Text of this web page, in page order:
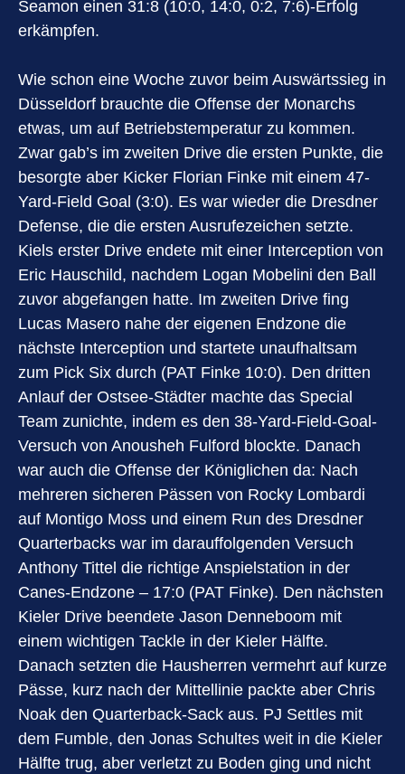
Seamon einen 31:8 (10:0, 14:0, 0:2, 7:6)-Erfolg
erkämpfen.
Wie schon eine Woche zuvor beim Auswärtssieg in
Düsseldorf brauchte die Offense der Monarchs
etwas, um auf Betriebstemperatur zu kommen.
Zwar gab’s im zweiten Drive die ersten Punkte, die
besorgte aber Kicker Florian Finke mit einem 47-
Yard-Field Goal (3:0). Es war wieder die Dresdner
Defense, die die ersten Ausrufezeichen setzte.
Kiels erster Drive endete mit einer Interception von
Eric Hauschild, nachdem Logan Mobelini den Ball
zuvor abgefangen hatte. Im zweiten Drive fing
Lucas Masero nahe der eigenen Endzone die
nächste Interception und startete unaufhaltsam
zum Pick Six durch (PAT Finke 10:0). Den dritten
Anlauf der Ostsee-Städter machte das Special
Team zunichte, indem es den 38-Yard-Field-Goal-
Versuch von Anousheh Fulford blockte. Danach
war auch die Offense der Königlichen da: Nach
mehreren sicheren Pässen von Rocky Lombardi
auf Montigo Moss und einem Run des Dresdner
Quarterbacks war im darauffolgenden Versuch
Anthony Tittel die richtige Anspielstation in der
Canes-Endzone – 17:0 (PAT Finke). Den nächsten
Kieler Drive beendete Jason Denneboom mit
einem wichtigen Tackle in der Kieler Hälfte.
Danach setzten die Hausherren vermehrt auf kurze
Pässe, kurz nach der Mittellinie packte aber Chris
Noak den Quarterback-Sack aus. PJ Settles mit
dem Fumble, den Jonas Schultes weit in die Kieler
Hälfte trug, aber verletzt zu Boden ging und nicht